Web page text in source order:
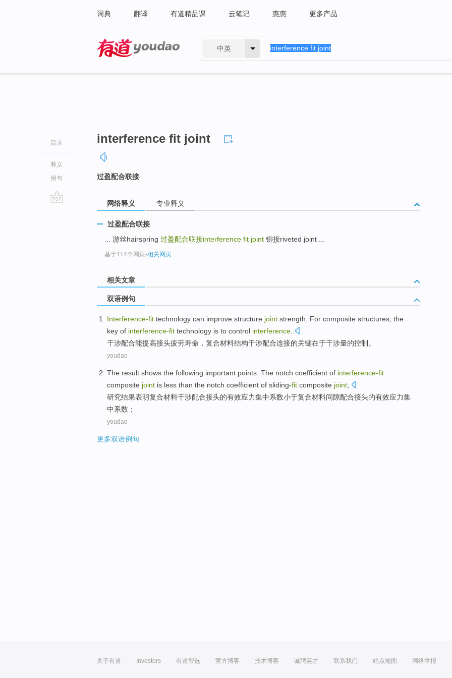
词典 翻译 有道精品课 云笔记 惠惠 更多产品
中英
目录
释义
例句
interference fit joint
过盈配合联接
网络释义 专业释义
过盈配合联接
... 游丝hairspring 过盈配合联接interference fit joint 铆接riveted joint ...
基于114个网页-相关网页
相关文章
双语例句
Interference-fit technology can improve structure joint strength. For composite structures the
key of interference-fit technology is to control interference
干涉配合能提高接头疲劳寿命， 复合材料结构干涉配合连接的关键在于干涉量的控制 。
youdao
The result shows the following important points. The notch coefficient of interference-fit
composite joint is less than the notch coefficient of sliding-fit composite joint;
研究结果表明复合材料干涉配合接头的有效应力集中系数小于复合材料间隙配合接头的有效应力集
中系数；
youdao
更多双语例句
关于有道 Investors 有道智选 官方博客 技术博客 诚聘英才 联系我们 站点地图 网络举报